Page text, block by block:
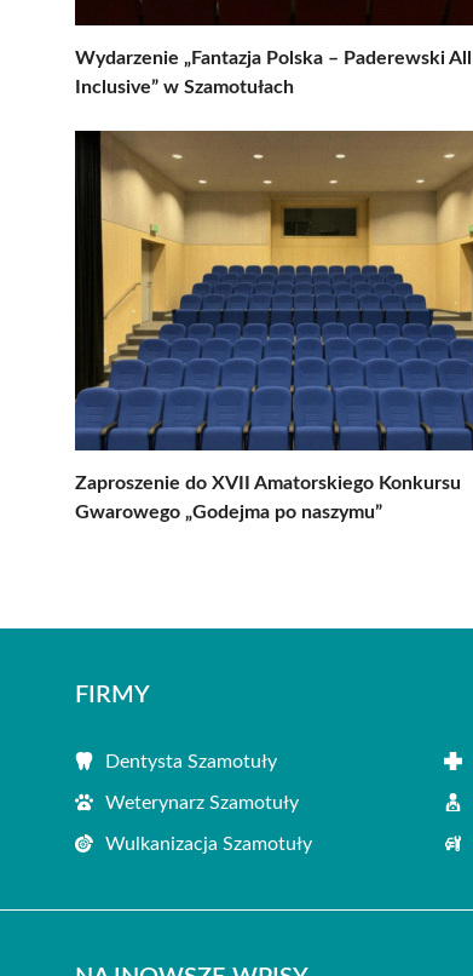
Wydarzenie „Fantazja Polska – Paderewski All
Inclusive” w Szamotułach
Zaproszenie do XVII Amatorskiego Konkursu
Gwarowego „Godejma po naszymu”
FIRMY
Dentysta Szamotuły
Weterynarz Szamotuły
Wulkanizacja Szamotuły